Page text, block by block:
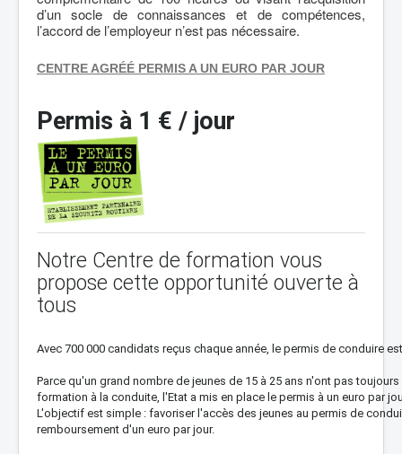
d’un socle de connaissances et de compétences,
l’accord de l’employeur n’est pas nécessaire.
CENTRE AGRÉÉ PERMIS A UN EURO PAR JOUR
Permis à 1 € / jour
Notre Centre de formation vous
propose cette opportunité ouverte à
tous
Avec 700 000 candidats reçus chaque année, le permis de conduire
Parce qu'un grand nombre de jeunes de 15 à 25 ans n'ont pas
formation à la conduite, l'Etat a mis en place le permis à un euro par
L'objectif est simple : favoriser l'accès des jeunes au permis de
remboursement d'un euro par jour.